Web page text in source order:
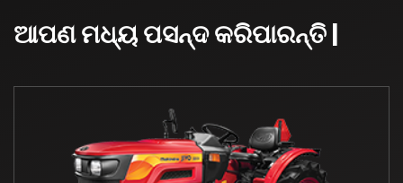
ଆପଣ ମଧ୍ୟ ପସନ୍ଦ କରିପାରନ୍ତି |